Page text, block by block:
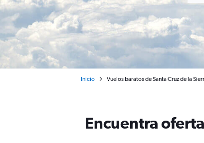
Inicio Vuelos baratos de Santa Cruz de la
Encuentra